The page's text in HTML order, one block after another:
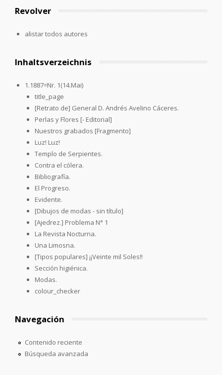
Revolver
alistar todos autores
Inhaltsverzeichnis
1.1887=Nr. 1(14.Mai)
title_page
[Retrato de] General D. Andrés Avelino Cáceres.
Perlas y Flores [- Editorial]
Nuestros grabados [Fragmento]
Luz! Luz!
Templo de Serpientes.
Contra el cólera.
Bibliografía.
El Progreso.
Evidente.
[Dibujos de modas - sin título]
[Ajedrez.] Problema N° 1
La Revista Nocturna.
Una Limosna.
[Tipos populares] ¡¡Veinte mil Soles!!
Sección higiénica.
Modas.
colour_checker
Navegación
Contenido reciente
Búsqueda avanzada